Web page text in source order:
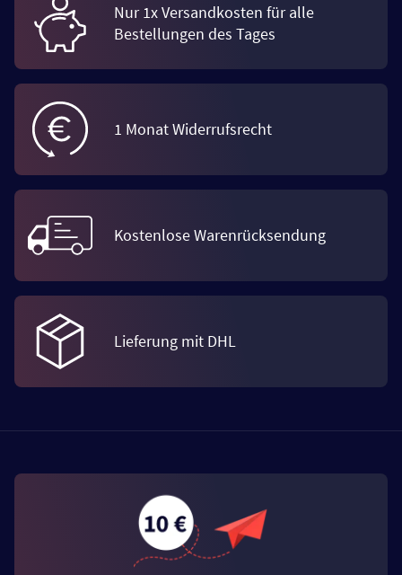
Nur 1x Versandkosten für alle
Bestellungen des Tages
1 Monat Widerrufsrecht
Kostenlose Warenrücksendung
Lieferung mit DHL